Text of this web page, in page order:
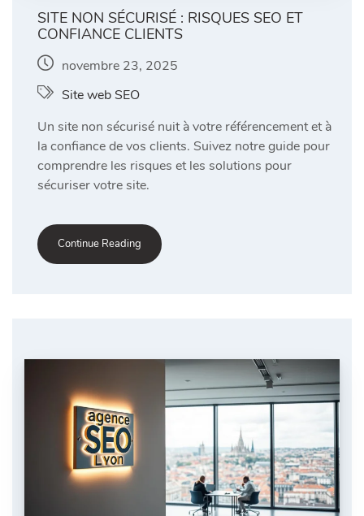
SITE NON SÉCURISÉ : RISQUES SEO ET
CONFIANCE CLIENTS
novembre 23, 2025
Site web SEO
Un site non sécurisé nuit à votre référencement et à
la confiance de vos clients. Suivez notre guide pour
comprendre les risques et les solutions pour
sécuriser votre site.
Continue Reading